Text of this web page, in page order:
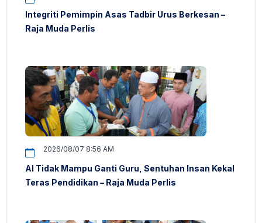
Integriti Pemimpin Asas Tadbir Urus Berkesan –
Raja Muda Perlis
2026/08/07 8:56 AM
AI Tidak Mampu Ganti Guru, Sentuhan Insan Kekal
Teras Pendidikan – Raja Muda Perlis